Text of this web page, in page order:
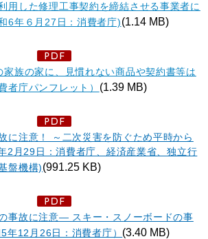
用した修理工事契約を締結させる事業者に
6年６月27日：消費者庁)(1.14 MB)
家族の家に、見慣れない商品や契約書等は
者庁パンフレット） (1.39 MB)
に注意！ ～二次災害を防ぐため平時から
2月29日：消費者庁、経済産業省、独立行
盤機構)(991.25 KB)
事故に注意― スキー・スノーボードの事
12月26日：消費者庁） (3.40 MB)